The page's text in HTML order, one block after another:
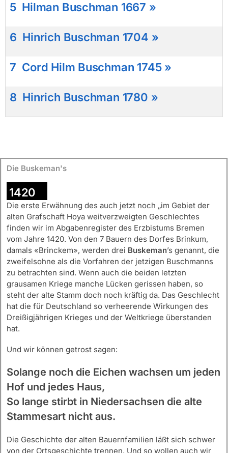
5Hilman Buschman 1667 »
6 Hinrich Buschman 1704 »
7 Cord Hilm Buschman 1745 »
8 Hinrich Buschman 1780 »
Die Buskeman's
1420
Die erste Erwähnung des auch jetzt noch „im Gebiet der
alten Grafschaft Hoya weitverzweigten Geschlechtes
finden wir im Abgabenregister des Erzbistums Bremen
vom Jahre 1420. Von den 7 Bauern des Dorfes Brinkum,
damals «Brinckem», werden drei Buskeman’s genannt, die
zweifelsohne als die Vorfahren der jetzigen Buschmanns
zu betrachten sind. Wenn auch die beiden letzten
grausamen Kriege manche Lücken gerissen haben, so
steht der alte Stamm doch noch kräftig da. Das Geschlecht
hat die für Deutschland so verheerende Wirkungen des
Dreißigjährigen Krieges und der Weltkriege überstanden
hat.
Und wir können getrost sagen:
Solange noch die Eichen wachsen um jeden
Hof und jedes Haus,
So lange stirbt in Niedersachsen die alte
Stammesart nicht aus.
Die Geschichte der alten Bauernfamilien läßt sich schwer
von der Ortsgeschichte trennen. Und so wollen auch wir